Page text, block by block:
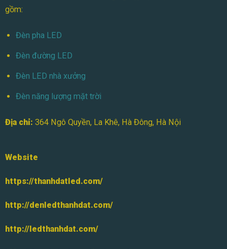
gồm:
Đèn pha LED
Đèn đường LED
Đèn LED nhà xưởng
Đèn năng lượng mặt trời
Địa chỉ: 364 Ngô Quyền, La Khê, Hà Đông, Hà Nội
Website
https://thanhdatled.com/
http://denledthanhdat.com/
http://ledthanhdat.com/